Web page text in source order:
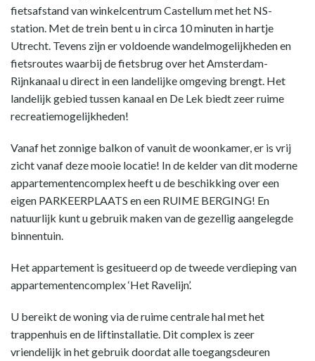
fietsafstand van winkelcentrum Castellum met het NS-
station. Met de trein bent u in circa 10 minuten in hartje
Utrecht. Tevens zijn er voldoende wandelmogelijkheden en
fietsroutes waarbij de fietsbrug over het Amsterdam-
Rijnkanaal u direct in een landelijke omgeving brengt. Het
landelijk gebied tussen kanaal en De Lek biedt zeer ruime
recreatiemogelijkheden!
Vanaf het zonnige balkon of vanuit de woonkamer, er is vrij
zicht vanaf deze mooie locatie! In de kelder van dit moderne
appartementencomplex heeft u de beschikking over een
eigen PARKEERPLAATS en een RUIME BERGING! En
natuurlijk kunt u gebruik maken van de gezellig aangelegde
binnentuin.
Het appartement is gesitueerd op de tweede verdieping van
appartementencomplex ‘Het Ravelijn’.
U bereikt de woning via de ruime centrale hal met het
trappenhuis en de liftinstallatie. Dit complex is zeer
vriendelijk in het gebruik doordat alle toegangsdeuren